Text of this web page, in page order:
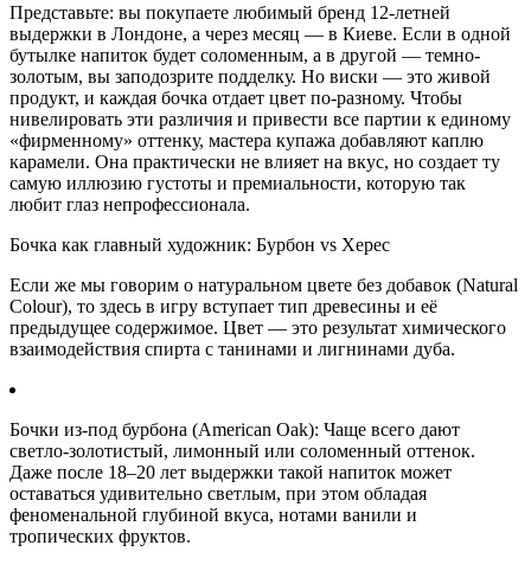
Представьте: вы покупаете любимый бренд 12-летней
выдержки в Лондоне, а через месяц — в Киеве. Если в одной
бутылке напиток будет соломенным, а в другой — темно-
золотым, вы заподозрите подделку. Но виски — это живой
продукт, и каждая бочка отдает цвет по-разному. Чтобы
нивелировать эти различия и привести все партии к единому
«фирменному» оттенку, мастера купажа добавляют каплю
карамели. Она практически не влияет на вкус, но создает ту
самую иллюзию густоты и премиальности, которую так
любит глаз непрофессионала.
Бочка как главный художник: Бурбон vs Херес
Если же мы говорим о натуральном цвете без добавок (Natural
Colour), то здесь в игру вступает тип древесины и её
предыдущее содержимое. Цвет — это результат химического
взаимодействия спирта с танинами и лигнинами дуба.
Бочки из-под бурбона (American Oak): Чаще всего дают
светло-золотистый, лимонный или соломенный оттенок.
Даже после 18–20 лет выдержки такой напиток может
оставаться удивительно светлым, при этом обладая
феноменальной глубиной вкуса, нотами ванили и
тропических фруктов.